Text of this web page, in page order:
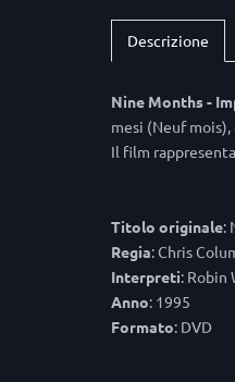
Descrizione
Nine Months -
mesi (Neuf
Il film
Titolo originale:
Regia: Chris
Interpreti: Robin
Anno: 1995
Formato: DVD